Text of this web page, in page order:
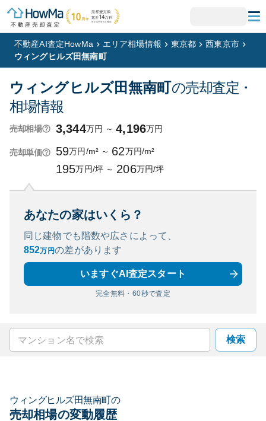
不動産AI査定HowMa エリア相場情報 東京都
西東京市
ウィングヒルズ田無南町
ウィングヒルズ田無南町の売却査定・
相場情報
売却相場 3,344万円 ～ 4,196万円
売却単価 59万円/m² ～ 62万円/m²
195万円/坪 ～ 206万円/坪
あなたの家はいくら？
同じ建物でも階数や広さによって、
852万円の差があります
いますぐAI査定スタート
完全無料・60秒で査定
検索
ウィングヒルズ田無南町の
売却相場の変動履歴